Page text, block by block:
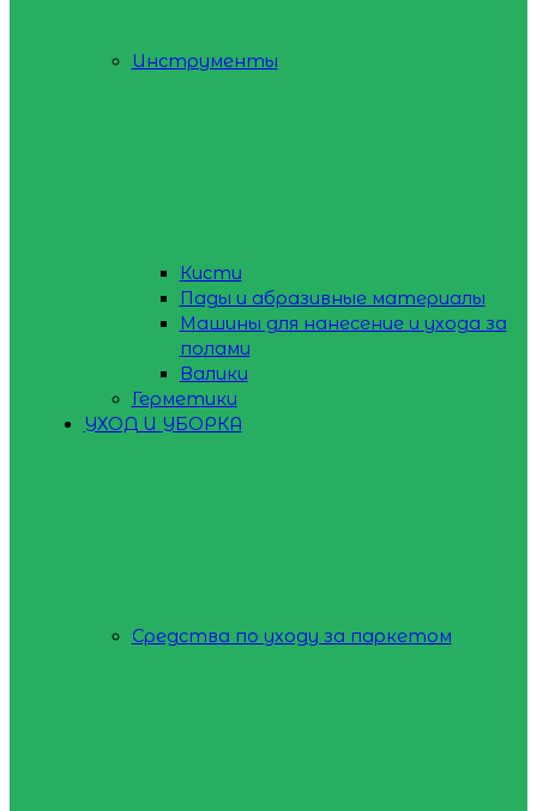
Инструменты
Кисти
Пады и абразивные материалы
Машины для нанесение и ухода за
полами
Валики
Герметики
УХОД И УБОРКА
Средства по уходу за паркетом